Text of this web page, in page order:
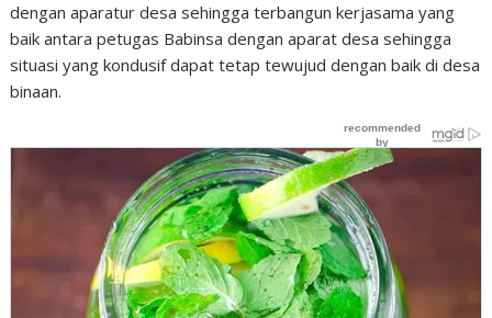
dengan aparatur desa sehingga terbangun kerjasama yang
baik antara petugas Babinsa dengan aparat desa sehingga
situasi yang kondusif dapat tetap tewujud dengan baik di desa
binaan.